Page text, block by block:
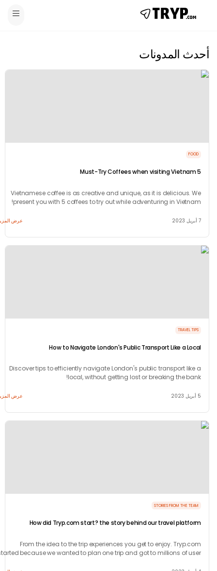
المدونات
Vietnamese coffee is as creative and unique, as it is delicious.
present you with 5 coffees to try out while adventuring in
عرض المزيد
How to Navigate London's Public Transport Like a
Discover tips to efficiently navigate London's public transport
local, without getting lost or breaking the
عرض المزيد
STORIES FROM THE
How did Tryp.com start? the story behind our travel
From the idea to the trip experiences you get to enjoy.
started because we wanted to plan one trip and got to millions of